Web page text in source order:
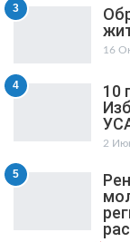
3
16
4
10
2
5